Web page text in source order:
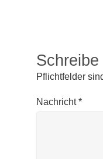
Pflichtfelder
Nachricht*